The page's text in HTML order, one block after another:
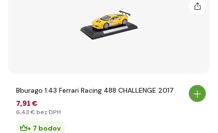
Bburago 1:43 Ferrari Racing 488 CHALLENGE 2017
7,91 €
6,43 € bez DPH
+ 7 bodov